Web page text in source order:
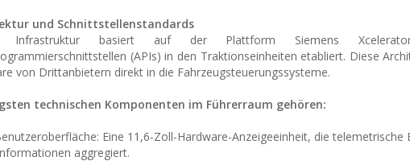
und Schnittstellenstandards
Infrastruktur basiert auf der Plattform Siemens
(APIs) in den Traktionseinheiten etabliert. Diese
von Drittanbietern direkt in die Fahrzeugsteuerungssysteme.
technischen Komponenten im Führerraum gehören:
Eine 11,6-Zoll-Hardware-Anzeigeeinheit, die
aggregiert.